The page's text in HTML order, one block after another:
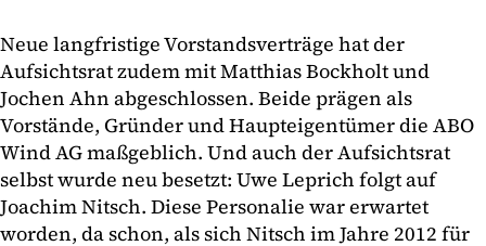
Neue langfristige Vorstandsverträge hat der
Aufsichtsrat zudem mit Matthias Bockholt und
Jochen Ahn abgeschlossen. Beide prägen als
Vorstände, Gründer und Haupteigentümer die ABO
Wind AG maßgeblich. Und auch der Aufsichtsrat
selbst wurde neu besetzt: Uwe Leprich folgt auf
Joachim Nitsch. Diese Personalie war erwartet
worden, da schon, als sich Nitsch im Jahre 2012 für